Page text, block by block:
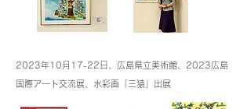
2023年10月17-22日、広島県立美術館、2023広島
国際アート交流展、水彩画「三猿」出展